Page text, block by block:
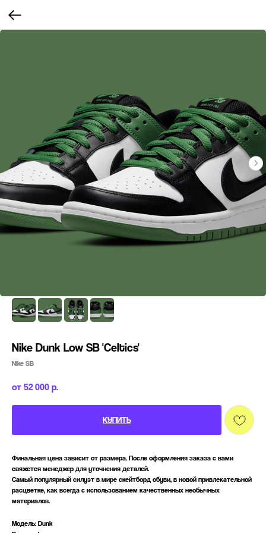
Nike Dunk Low SB 'Celtics'
Nike SB
52 000 р.
КУПИТЬ
Финальная цена зависит от размера. После оформления заказа с вами
свяжется менеджер для уточнения деталей.
Самый популярный силуэт в мире скейтборд обуви, в новой привлекательной
расцветке, как всегда с использованием качественных необычных
материалов.
Модель: Dunk